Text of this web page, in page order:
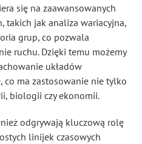
się na zaawansowanych
takich jak analiza wariacyjna,
grup, co pozwala
ruchu. Dzięki temu możemy
układów
ma zastosowanie nie tylko
biologii czy ekonomii.
odgrywają kluczową rolę
linijek czasowych